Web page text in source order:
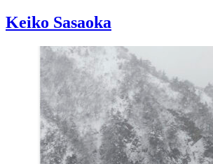
Keiko Sasaoka